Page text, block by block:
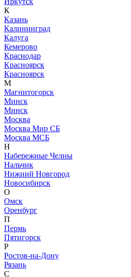
К
Казань
Калининград
Калуга
Кемерово
Краснодар
Красноярск
Красноярск
М
Магнитогорск
Минск
Минск
Москва
Москва Мир СБ
Москва МСБ
Н
Набережные Челны
Нальчик
Нижний Новгород
Новосибирск
О
Омск
Оренбург
П
Пермь
Пятигорск
Р
Ростов-на-Дону
Рязань
С